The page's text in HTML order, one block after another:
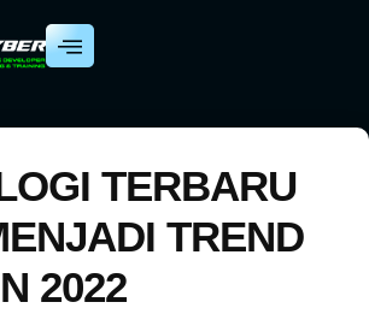
TERBARU
TREND
2022